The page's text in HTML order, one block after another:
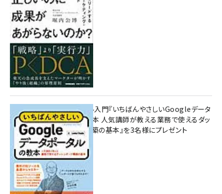
8月7日 10:00
無料BIツール入門『いちばんやさしいGoogleデータ
ポータルの教本 人気講師が教える業務で使えるダッ
シュボード構築の基本』を3名様にプレゼント
7月31日 10:00